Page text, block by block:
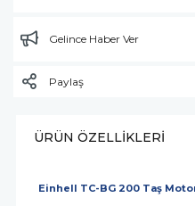
Gelince Haber Ver
Paylaş
ÜRÜN ÖZELLIKLERI
Einhell TC-BG 200 Taş